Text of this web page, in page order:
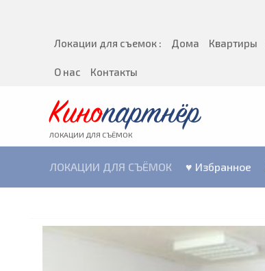
Локации для съемок : Дома Квартиры
О нас Контакты
Кинопартнёр
ЛОКАЦИИ ДЛЯ СЪЁМОК
ЛОКАЦИИ ДЛЯ СЪЁМОК ♥ Избранное